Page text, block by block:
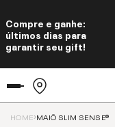
Compre e ganhe:
últimos dias para
garantir seu gift!
HOME MAIÔ SLIM SENSE®